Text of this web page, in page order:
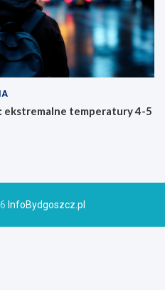
ekstremalne temperatury 4-5
InfoBydgoszcz.pl